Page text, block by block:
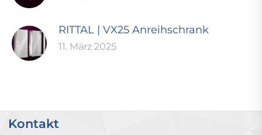
RITTAL | VX25 Anreihschrank
11. März 2025
Kontakt